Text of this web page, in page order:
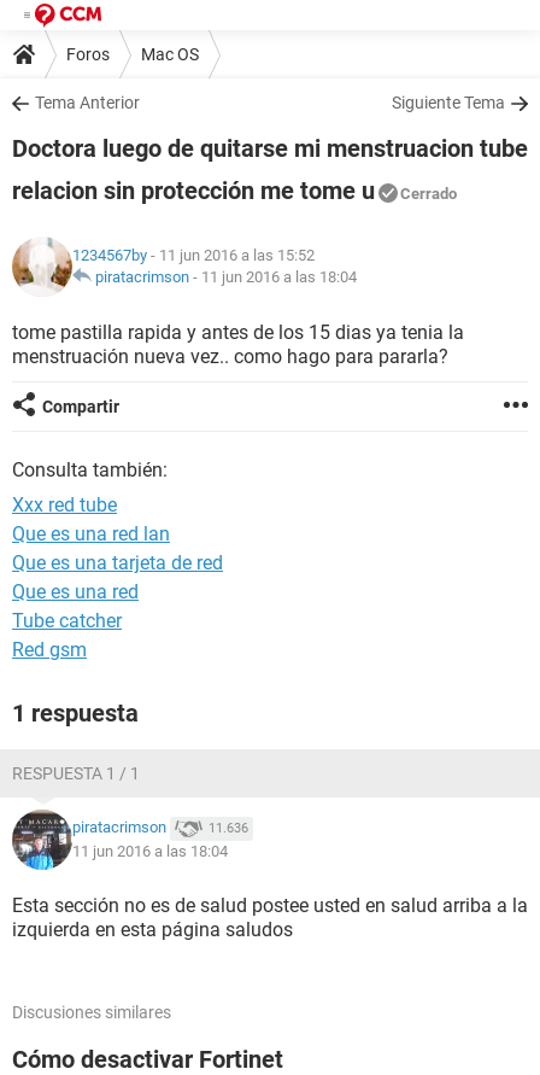
Foros Mac OS
Tema Anterior Siguiente Tema
Doctora luego de quitarse mi menstruacion tube
relacion sin protección me tome u
Cerrado
1234567by - 11 jun 2016 a las 15:52
piratacrimson - 11 jun 2016 a las 18:04
tome pastilla rapida y antes de los 15 dias ya tenia la
menstruación nueva vez.. como hago para pararla?
Compartir
Consulta también:
Xxx red tube
Que es una red lan
Que es una tarjeta de red
Que es una red
Tube catcher
Red gsm
1 respuesta
RESPUESTA 1 / 1
piratacrimson 11.636
11 jun 2016 a las 18:04
Esta sección no es de salud postee usted en salud arriba a la
izquierda en esta página saludos
Discusiones similares
Cómo desactivar Fortinet